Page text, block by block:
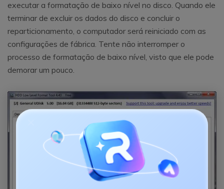
executar a formatação de baixo nível no disco. Quando ele
terminar de excluir os dados do disco e concluir o
reparticionamento, o computador será reiniciado com as
configurações de fábrica. Tente não interromper o
processo de formatação de baixo nível, visto que ele pode
demorar um pouco.